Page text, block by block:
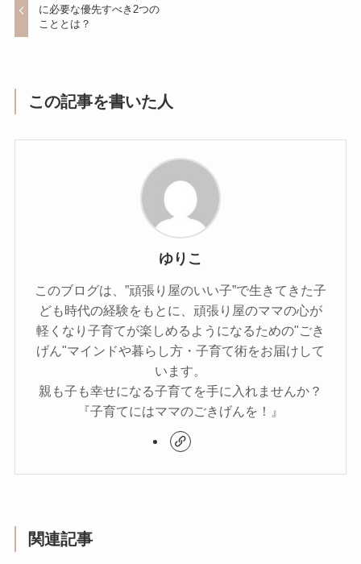
に必要な優先すべき2つの
こととは？
この記事を書いた人
ゆりこ
このブログは、”頑張り屋のいい子”で生きてきた子
ども時代の経験をもとに、頑張り屋のママの心が
軽くなり子育てが楽しめるようになるための"ごき
げん"マインドや暮らし方・子育て術をお届けして
います。
親も子も幸せになる子育てを手に入れませんか？
『子育てにはママのごきげんを！』
関連記事